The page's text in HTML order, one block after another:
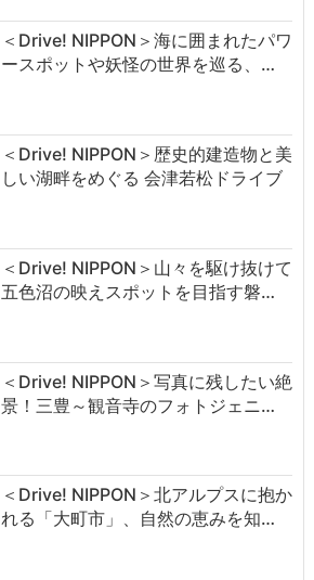
＜Drive! NIPPON＞海に囲まれたパワ
ースポットや妖怪の世界を巡る、…
＜Drive! NIPPON＞歴史的建造物と美
しい湖畔をめぐる 会津若松ドライブ
＜Drive! NIPPON＞山々を駆け抜けて
五色沼の映えスポットを目指す磐…
＜Drive! NIPPON＞写真に残したい絶
景！三豊～観音寺のフォトジェニ…
＜Drive! NIPPON＞北アルプスに抱か
れる「大町市」、自然の恵みを知…